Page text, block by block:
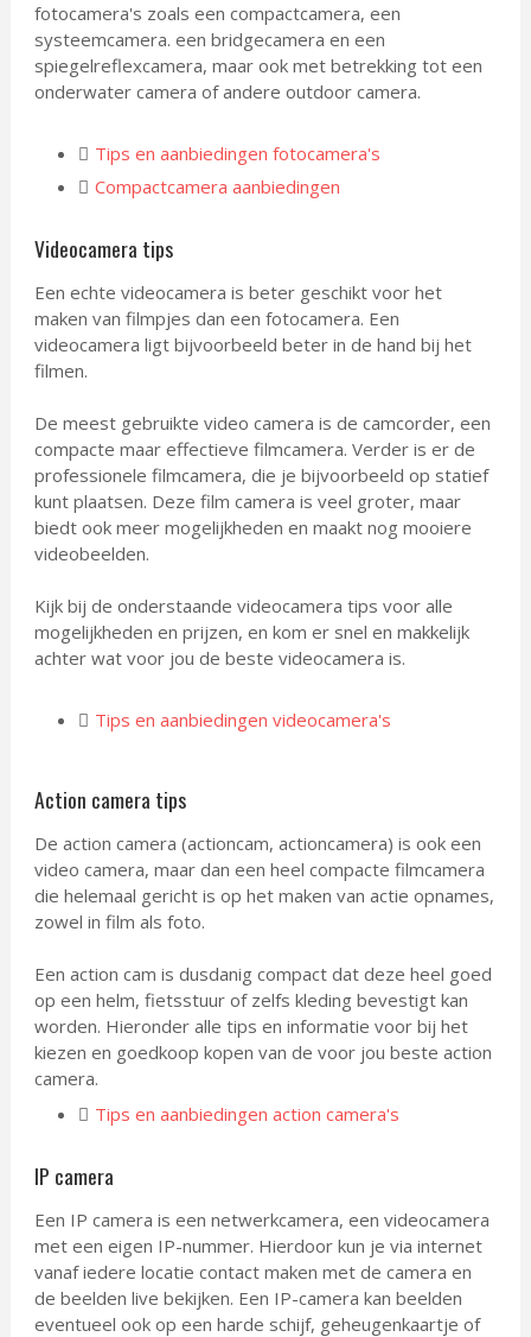
fotocamera's zoals een compactcamera, een
systeemcamera. een bridgecamera en een
spiegelreflexcamera, maar ook met betrekking tot een
onderwater camera of andere outdoor camera.
Tips en aanbiedingen fotocamera's
Compactcamera aanbiedingen
Videocamera tips
Een echte videocamera is beter geschikt voor het
maken van filmpjes dan een fotocamera. Een
videocamera ligt bijvoorbeeld beter in de hand bij het
filmen.
De meest gebruikte video camera is de camcorder, een
compacte maar effectieve filmcamera. Verder is er de
professionele filmcamera, die je bijvoorbeeld op statief
kunt plaatsen. Deze film camera is veel groter, maar
biedt ook meer mogelijkheden en maakt nog mooiere
videobeelden.
Kijk bij de onderstaande videocamera tips voor alle
mogelijkheden en prijzen, en kom er snel en makkelijk
achter wat voor jou de beste videocamera is.
Tips en aanbiedingen videocamera's
Action camera tips
De action camera (actioncam, actioncamera) is ook een
video camera, maar dan een heel compacte filmcamera
die helemaal gericht is op het maken van actie opnames,
zowel in film als foto.
Een action cam is dusdanig compact dat deze heel goed
op een helm, fietsstuur of zelfs kleding bevestigt kan
worden. Hieronder alle tips en informatie voor bij het
kiezen en goedkoop kopen van de voor jou beste action
camera.
Tips en aanbiedingen action camera's
IP camera
Een IP camera is een netwerkcamera, een videocamera
met een eigen IP-nummer. Hierdoor kun je via internet
vanaf iedere locatie contact maken met de camera en
de beelden live bekijken. Een IP-camera kan beelden
eventueel ook op een harde schijf, geheugenkaartje of